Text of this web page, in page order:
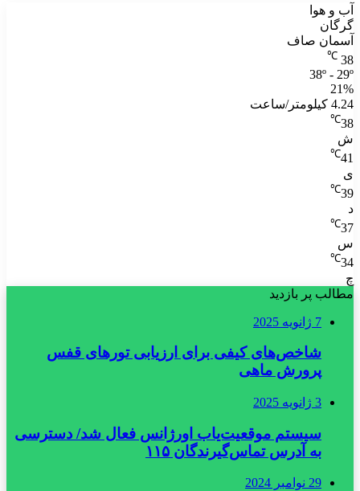
آب و هوا
گرگان
آسمان صاف
38
℃
38º - 29º
21%
4.24 کیلومتر/ساعت
38
℃
ش
41
℃
ی
39
℃
د
37
℃
س
34
℃
چ
مطالب پر بازدید
7 ژانویه 2025
شاخص‌های کیفی برای ارزیابی تورهای قفس
پرورش ماهی
3 ژانویه 2025
سیستم موقعیت‌یاب اورژانس فعال شد/ دسترسی
به آدرس تماس‌گیرندگان ۱۱۵
29 نوامبر 2024